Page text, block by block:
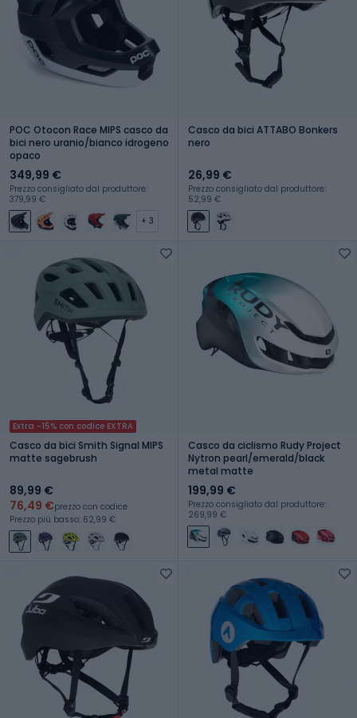
POC Otocon Race MIPS casco da
bici nero uranio/bianco idrogeno
opaco
349,99 €
Prezzo consigliato dal produttore:
379,99 €
+ 3
Casco da bici ATTABO Bonkers
nero
26,99 €
Prezzo consigliato dal produttore:
52,99 €
Extra -15% con codice EXTRA
Casco da bici Smith Signal MIPS
matte sagebrush
89,99 €
76,49 €prezzo con codice
Prezzo più basso: 62,99 €
Casco da ciclismo Rudy Project
Nytron pearl/emerald/black
metal matte
199,99 €
Prezzo consigliato dal produttore:
269,99 €